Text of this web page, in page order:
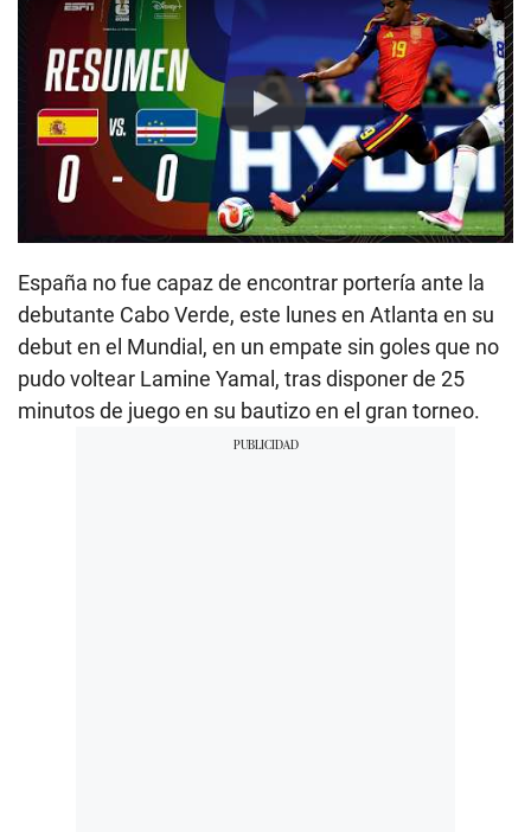
Play
España no fue capaz de encontrar portería ante la
debutante Cabo Verde, este lunes en Atlanta en su
debut en el Mundial, en un empate sin goles que no
pudo voltear Lamine Yamal, tras disponer de 25
minutos de juego en su bautizo en el gran torneo.